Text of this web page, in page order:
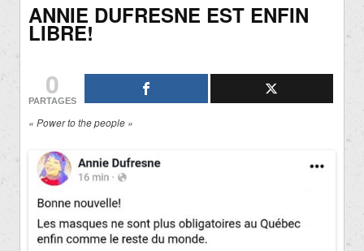
ANNIE DUFRESNE EST ENFIN
LIBRE!
0
PARTAGES
« Power to the people »